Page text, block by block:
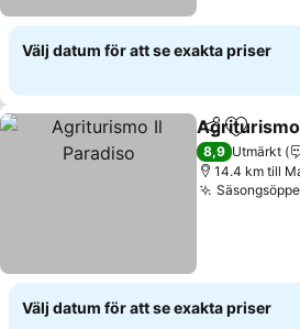
Välj datum för att se exakta priser
Dela Lägg
8,9 Utmärkt
14.4 km till
Välj datum för att se exakta priser